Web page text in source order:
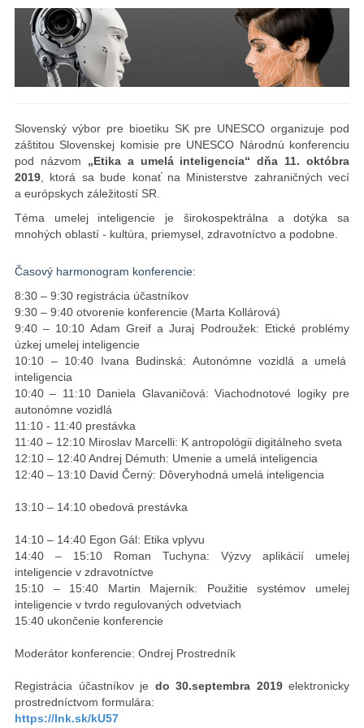
Slovenský výbor pre bioetiku SK pre UNESCO organizuje pod
záštitou Slovenskej komisie pre UNESCO Národnú konferenciu
pod názvom „Etika a umelá inteligencia“ dňa 11. októbra
2019 , ktorá sa bude konať na Ministerstve zahraničných vecí
a európskych záležitostí SR.
Téma umelej inteligencie je širokospektrálna a dotýka sa
mnohých oblastí - kultúra, priemysel, zdravotníctvo a podobne.
Časový harmonogram konferencie:
8:30 – 9:30 registrácia účastníkov
9:30 – 9:40 otvorenie konferencie (Marta Kollárová)
9:40 – 10:10 Adam Greif a Juraj Podroužek: Etické problémy
úzkej umelej inteligencie
10:10 – 10:40 Ivana Budinská: Autonómne vozidlá a umelá
inteligencia
10:40 – 11:10 Daniela Glavaničová: Viachodnotové logiky pre
autonómne vozidlá
11:10 - 11:40 prestávka
11:40 – 12:10 Miroslav Marcelli: K antropológii digitálneho sveta
12:10 – 12:40 Andrej Démuth: Umenie a umelá inteligencia
12:40 – 13:10 David Černý: Dôveryhodná umelá inteligencia
13:10 – 14:10 obedová prestávka
14:10 – 14:40 Egon Gál: Etika vplyvu
14:40 – 15:10 Roman Tuchyna: Výzvy aplikácií umelej
inteligencie v zdravotníctve
15:10 – 15:40 Martin Majerník: Použitie systémov umelej
inteligencie v tvrdo regulovaných odvetviach
15:40 ukončenie konferencie
Moderátor konferencie: Ondrej Prostredník
Registrácia účastníkov je do 30.septembra 2019elektronicky
prostredníctvom formulára:
https://lnk.sk/kU57